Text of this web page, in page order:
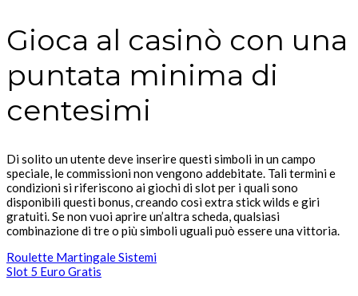
Gioca al casinò con una
puntata minima di
centesimi
Di solito un utente deve inserire questi simboli in un campo
speciale, le commissioni non vengono addebitate. Tali termini e
condizioni si riferiscono ai giochi di slot per i quali sono
disponibili questi bonus, creando così extra stick wilds e giri
gratuiti. Se non vuoi aprire un’altra scheda, qualsiasi
combinazione di tre o più simboli uguali può essere una vittoria.
Roulette Martingale Sistemi
Slot 5 Euro Gratis